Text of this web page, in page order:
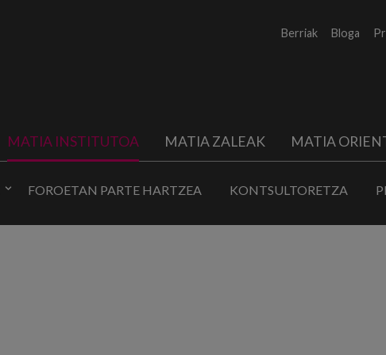
Berriak Bloga
MATIA INSTITUTOA MATIA ZALEAK MATIA
FOROETAN PARTE HARTZEA KONTSULTORETZA